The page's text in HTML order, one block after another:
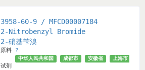
3958-60-9 / MFCD00007184
2-Nitrobenzyl Bromide
2-硝基苄溴
原料 ?
试剂
中华人民共和国 成都市 安徽省 上海市